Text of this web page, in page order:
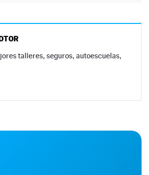
talleres, seguros, autoescuelas,